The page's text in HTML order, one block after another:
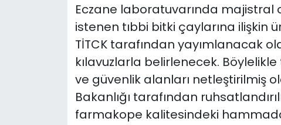
Eczane laboratuvarında majistral
istenen tıbbi bitki çaylarına ilişkin
TİTCK tarafından yayımlanacak
kılavuzlarla belirlenecek.
ve güvenlik alanları netleştirilmiş
Bakanlığı tarafından
farmakope kalitesindeki